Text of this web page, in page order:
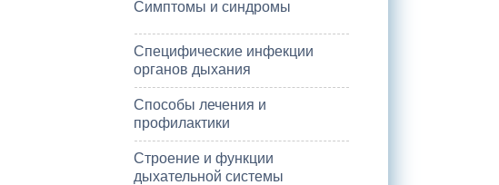
Симптомы и синдромы
Специфические инфекции
органов дыхания
Способы лечения и
профилактики
Строение и функции
дыхательной системы